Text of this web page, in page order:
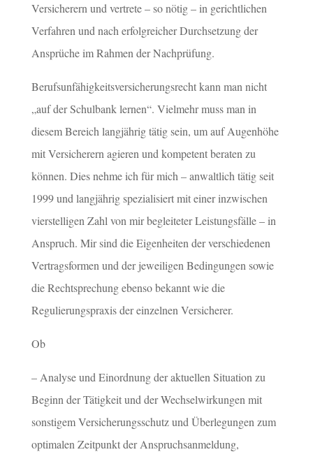
Versicherern und vertrete – so nötig – in gerichtlichen
Verfahren und nach erfolgreicher Durchsetzung der
Ansprüche im Rahmen der Nachprüfung.
Berufsunfähigkeitsversicherungsrecht kann man nicht
„auf der Schulbank lernen“. Vielmehr muss man in
diesem Bereich langjährig tätig sein, um auf Augenhöhe
mit Versicherern agieren und kompetent beraten zu
können. Dies nehme ich für mich – anwaltlich tätig seit
1999 und langjährig spezialisiert mit einer inzwischen
vierstelligen Zahl von mir begleiteter Leistungsfälle – in
Anspruch. Mir sind die Eigenheiten der verschiedenen
Vertragsformen und der jeweiligen Bedingungen sowie
die Rechtsprechung ebenso bekannt wie die
Regulierungspraxis der einzelnen Versicherer.
Ob
– Analyse und Einordnung der aktuellen Situation zu
Beginn der Tätigkeit und der Wechselwirkungen mit
sonstigem Versicherungsschutz und Überlegungen zum
optimalen Zeitpunkt der Anspruchsanmeldung,